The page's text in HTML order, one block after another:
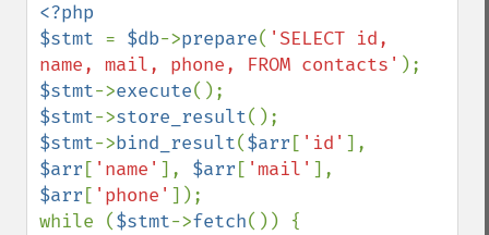
<?php
$stmt = $db->prepare( 'SELECT id,
name, mail, phone, FROM contacts'
$stmt->execute
$stmt->store_result
$stmt->bind_result($arr [ 'id'
$arr [ 'name' ], $arr [ 'mail'
$arr [ 'phone' ]);
while ($stmt->fetch()) {